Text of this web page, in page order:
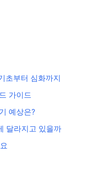
초부터 심화까지
가이드
예상은?
달라지고 있을까